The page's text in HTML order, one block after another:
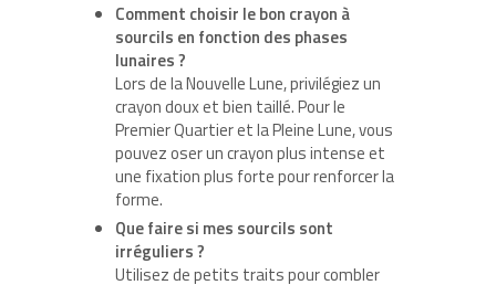
Comment choisir le bon crayon à
sourcils en fonction des phases
lunaires ?
Lors de la Nouvelle Lune, privilégiez un
crayon doux et bien taillé. Pour le
Premier Quartier et la Pleine Lune, vous
pouvez oser un crayon plus intense et
une fixation plus forte pour renforcer la
forme.
Que faire si mes sourcils sont
irréguliers ?
Utilisez de petits traits pour combler